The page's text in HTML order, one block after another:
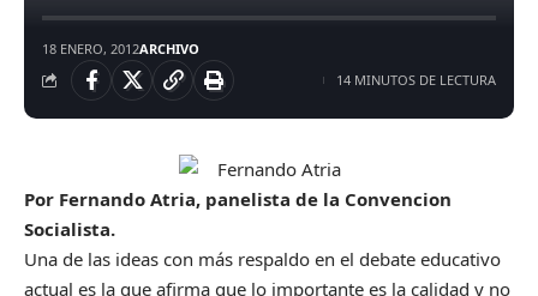
18 ENERO, 2012ARCHIVO
14 MINUTOS DE LECTURA
Por Fernando Atria, panelista de la Convencion
Socialista.
Una de las ideas con más respaldo en el debate educativo
actual es la que afirma que lo importante es la calidad y no